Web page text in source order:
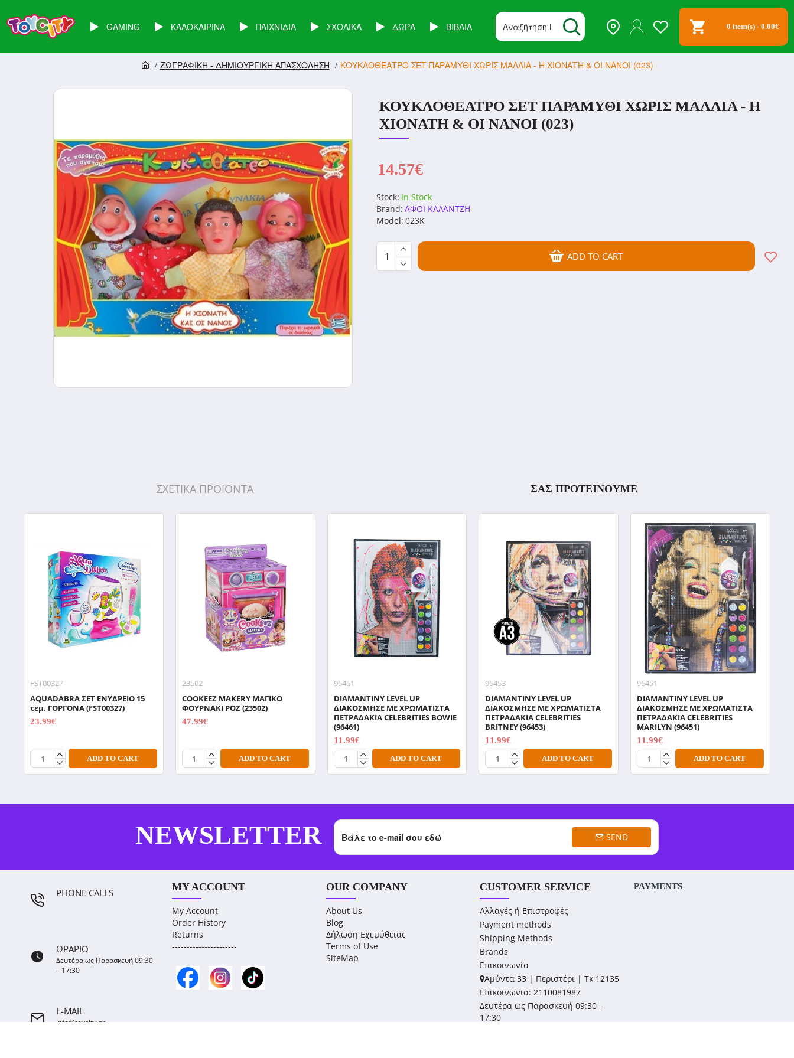
GAMING ΚΑΛΟΚΑΙΡΙΝΑ ΠΑΙΧΝΙΔΙΑ ΣΧΟΛΙΚΑ ΔΩΡΑ ΒΙΒΛΙΑ 0 item(s) - 0.00€
ΖΩΓΡΑΦΙΚΗ - ΔΗΜΙΟΥΡΓΙΚΗ ΑΠΑΣΧΟΛΗΣΗ ΚΟΥΚΛΟΘΕΑΤΡΟ ΣΕΤ ΠΑΡΑΜΥΘΙ ΧΩΡΙΣ ΜΑΛΛΙΑ - Η ΧΙΟΝΑΤΗ & ΟΙ ΝΑΝΟΙ (023)
ΚΟΥΚΛΟΘΕΑΤΡΟ ΣΕΤ ΠΑΡΑΜΥΘΙ ΧΩΡΙΣ ΜΑΛΛΙΑ - Η
ΧΙΟΝΑΤΗ & ΟΙ ΝΑΝΟΙ (023)
Stock: In Stock
Brand: ΑΦΟΙ ΚΑΛΑΝΤΖΗ
Model: 023K
14.57€
ADD TO CART
ΣΧΕΤΙΚΑ ΠΡΟΪΟΝΤΑ ΣΑΣ ΠΡΟΤΕΙΝΟΥΜΕ
FST00327
AQUADABRA ΣΕΤ ΕΝΥΔΡΕΙΟ 15
τεμ. ΓΟΡΓΟΝΑ (FST00327)
23.99€
ADD TO CART
23502
COOKEEZ MAKERY ΜΑΓΙΚΟ
ΦΟΥΡΝΑΚΙ ΡΟΖ (23502)
47.99€
ADD TO CART
96461
DIAMANTINY LEVEL UP
ΔΙΑΚΟΣΜΗΣΕ ΜΕ ΧΡΩΜΑΤΙΣΤΑ
ΠΕΤΡΑΔΑΚΙΑ CELEBRITIES BOWIE
(96461)
11.99€
ADD TO CART
96453
DIAMANTINY LEVEL UP
ΔΙΑΚΟΣΜΗΣΕ ΜΕ ΧΡΩΜΑΤΙΣΤΑ
ΠΕΤΡΑΔΑΚΙΑ CELEBRITIES
BRITNEY (96453)
11.99€
ADD TO CART
96451
DIAMANTINY LEVEL UP
ΔΙΑΚΟΣΜΗΣΕ ΜΕ ΧΡΩΜΑΤΙΣΤΑ
ΠΕΤΡΑΔΑΚΙΑ CELEBRITIES
MARILYN (96451)
11.99€
ADD TO CART
NEWSLETTER SEND
PHONE CALLS
ΩΡΑΡΙΟ
Δευτέρα ως Παρασκευή 09:30
– 17:30
E-MAIL
info@toycity.gr
MY ACCOUNT
My Account
Order History
Returns
----------------------
OUR COMPANY
About Us
Blog
Δήλωση Εχεμύθειας
Terms of Use
SiteMap
CUSTOMER SERVICE
Αλλαγές ή Επιστροφές
Payment methods
Shipping Methods
Brands
Επικοινωνία
Αμύντα 33 | Περιστέρι | Τκ 12135
Επικοινωνια: 2110081987
Δευτέρα ως Παρασκευή 09:30 –
17:30
PAYMENTS